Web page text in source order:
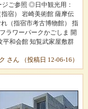
ご参照 ◎日中観光用：
宿） 岩崎美術館 薩摩伝
（指宿市考古博物館） 指
ラワーパークかごしま 開
平和会館 知覧武家屋敷群
さん （投稿日 12-06-16）